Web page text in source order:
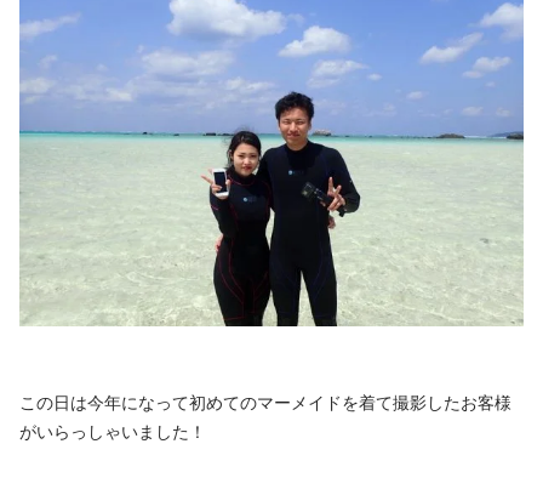
この日は今年になって初めてのマーメイドを着て撮影したお客様
がいらっしゃいました！